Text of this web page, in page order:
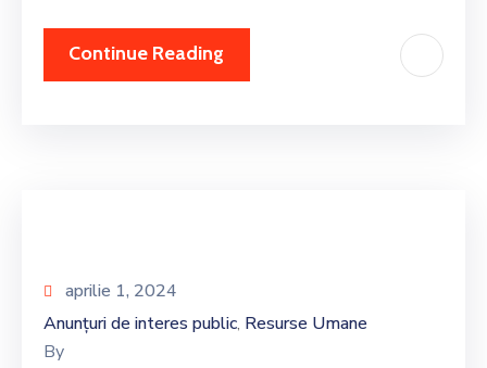
Continue Reading
aprilie 1, 2024
Anunțuri de interes public‚ Resurse Umane
By